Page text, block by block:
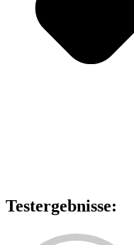
Testergebnisse: